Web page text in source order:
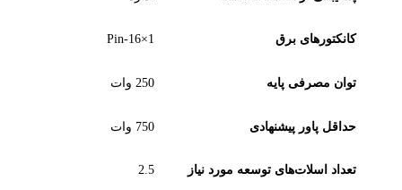
کانکتورهای برق 1×16-Pin
توان مصرفی پایه 250 وات
حداقل پاور پیشنهادی 750 وات
تعداد اسلات‌های توسعه مورد نیاز 2.5